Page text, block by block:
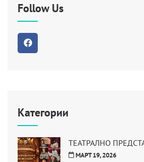
Follow Us
Категории
ТЕАТРАЛНО
МАРТ 19, 2026